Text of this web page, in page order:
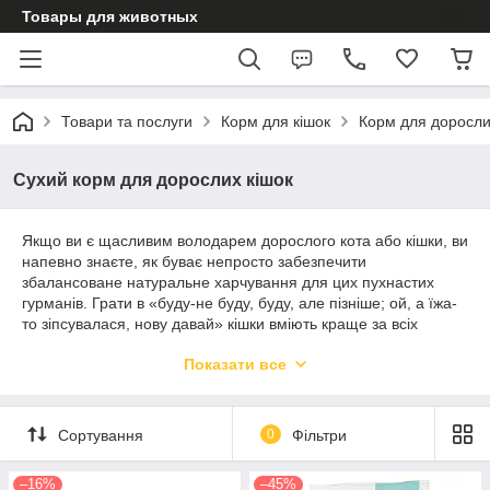
Товары для животных
Товари та послуги Корм для кішок Корм для
Сухий корм для дорослих кішок
Якщо ви є щасливим володарем дорослого кота або кішки, ви
напевно знаєте, як буває непросто забезпечити
збалансоване натуральне харчування для цих пухнастих
гурманів. Грати в «буду-не буду, буду, але пізніше; ой, а їжа-
то зіпсувалася, нову давай» кішки вміють краще за всіх
покластися на сухий корм, особливо, якщо не економити на
(кімнатних, гуляють на вулиці і стерилізованих). Вся
продукція від перевірених виробників, пропонується на
упаковках різних обсягів.
Показати все
Сортування 0 Фільтри
–16% –45%